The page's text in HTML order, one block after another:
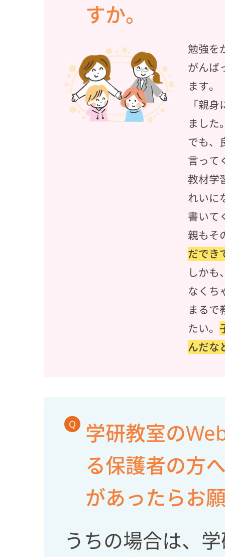
すか。
勉強を
がんば
ます。
「親
ました
でも、
言って
教材学
れいに
書いて
親もそ
だでき
しかも
なくち
まるで
たい。
んだな
Q
学研教室の
る保護者の方
があったらお
うちの場合は、